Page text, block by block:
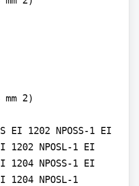
2)
EI 1202 NPOSS-1 EI
1202 NPOSL-1 EI
1204 NPOSS-1 EI
1204 NPOSL-1